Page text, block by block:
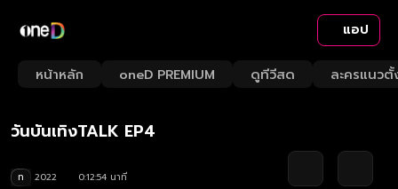
แอป
หน้าหลัก oneD PREMIUM ดูทีวีสด ละครแนวตั้
Loaded:
7.74%
Rate
วันบันเทิงTALK EP4
ท 2022
0:12:54 นาที